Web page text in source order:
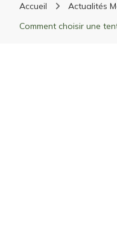
Accueil
Actualités
Comment choisir une